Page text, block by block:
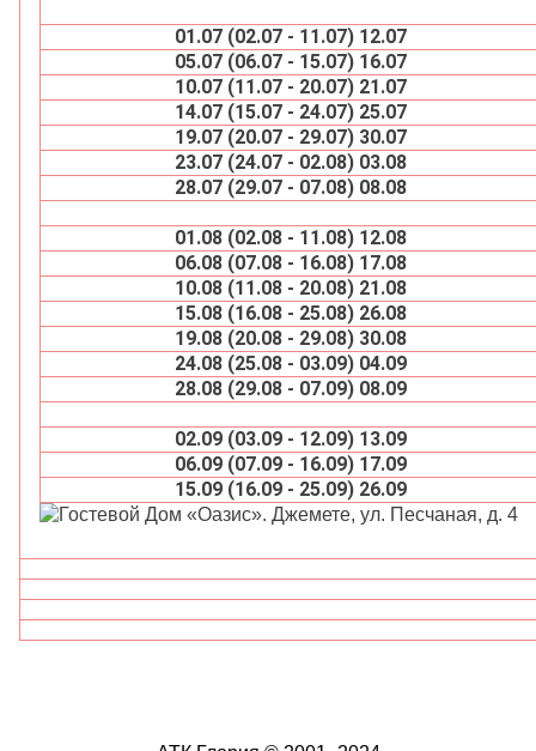
01.07 (02.07 - 11.07) 12.07
05.07 (06.07 - 15.07) 16.07
10.07 (11.07 - 20.07) 21.07
14.07 (15.07 - 24.07) 25.07
19.07 (20.07 - 29.07) 30.07
23.07 (24.07 - 02.08) 03.08
28.07 (29.07 - 07.08) 08.08
01.08 (02.08 - 11.08) 12.08
06.08 (07.08 - 16.08) 17.08
10.08 (11.08 - 20.08) 21.08
15.08 (16.08 - 25.08) 26.08
19.08 (20.08 - 29.08) 30.08
24.08 (25.08 - 03.09) 04.09
28.08 (29.08 - 07.09) 08.09
02.09 (03.09 - 12.09) 13.09
06.09 (07.09 - 16.09) 17.09
15.09 (16.09 - 25.09) 26.09